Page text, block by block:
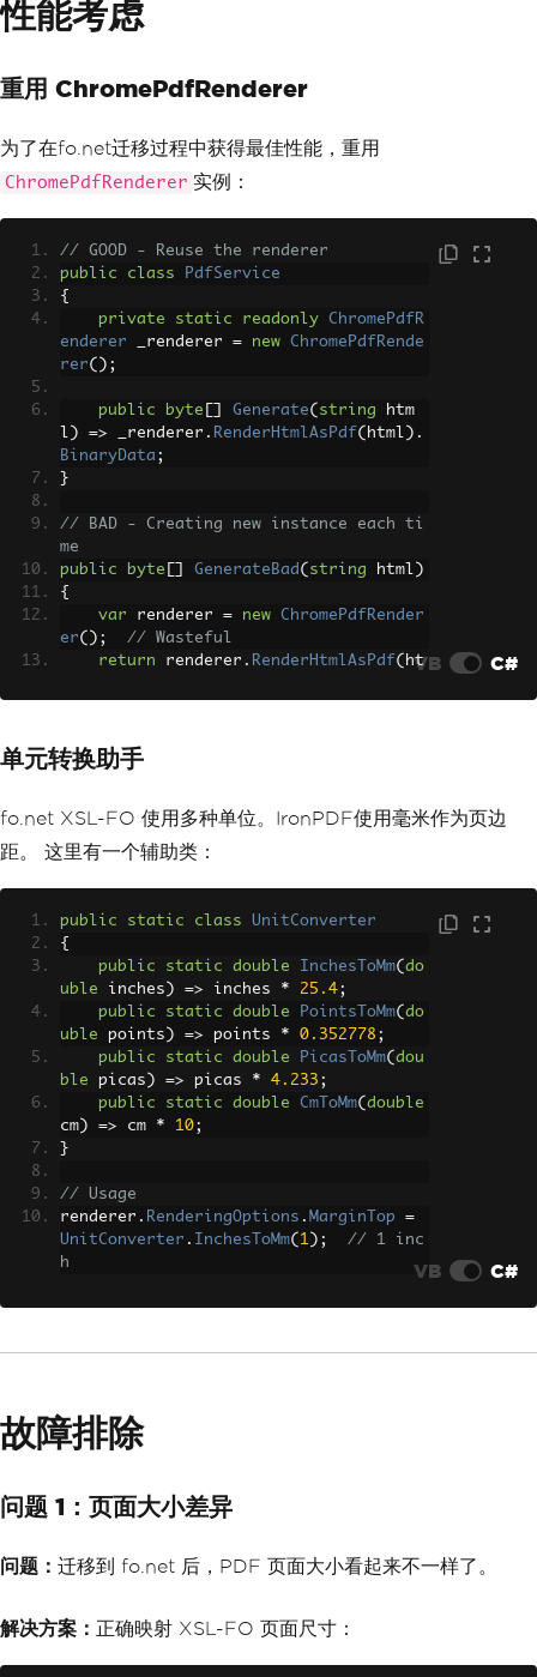
    pdf
.SecuritySettings
ting
= IronPdf
SecuritySettings
s
= IronPdf .Security.PdfEditSecurity
. BinaryData
}
性能考虑
重用 ChromePdfRenderer
为了在fo.net迁移过程中获得最佳性能，重用
ChromePdfRenderer 实例：
// GOOD - Reuse the renderer
public
class
PdfService
{
private
static readonly
ChromePdfR
enderer _renderer = new
ChromePdfRende
rer();
public byte Generate( string htm
l ) => _renderer . RenderHtmlAsPdf( html ).
BinaryData ;
}
// BAD - Creating new instance each ti
me
public
byte GenerateBad ( string html )
{
var renderer = new
ChromePdfRender
er();
// Wasteful
return renderer . RenderHtmlAsPdf( htVB C#
单元转换助手
fo.net XSL-FO 使用多种单位。IronPDF使用毫米作为页边
距。 这里有一个辅助类：
public static class
UnitConverter
{
public
static double InchesToMm( do
uble inches ) => inches * 25.4;
public
static double PointsToMm( do
uble points ) => points * 0.352778 ;
public
static double PicasToMm( dou
ble picas ) => picas * 4.233 ;
public
static double CmToMm( double
cm ) => cm * 10;
}
// Usage
renderer . RenderingOptions . MarginTop
=
UnitConverter . InchesToMm( 1 );
// 1 inc
h
VB C#
故障排除
问题 1：页面大小差异
问题： 迁移到 fo.net 后，PDF 页面大小看起来不一样了。
解决方案： 正确映射 XSL-FO 页面尺寸：